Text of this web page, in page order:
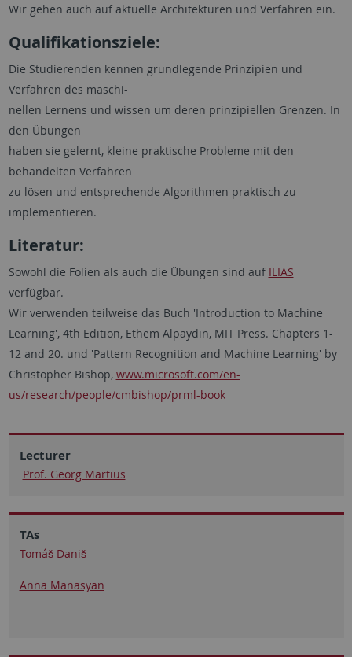
Wir gehen auch auf aktuelle Architekturen und Verfahren ein.
Qualifikationsziele:
Die Studierenden kennen grundlegende Prinzipien und
Verfahren des maschi-
nellen Lernens und wissen um deren prinzipiellen Grenzen. In
den Übungen
haben sie gelernt, kleine praktische Probleme mit den
behandelten Verfahren
zu lösen und entsprechende Algorithmen praktisch zu
implementieren.
Literatur:
Sowohl die Folien als auch die Übungen sind auf ILIAS
verfügbar.
Wir verwenden teilweise das Buch 'Introduction to Machine
Learning', 4th Edition, Ethem Alpaydin, MIT Press. Chapters 1-
12 and 20. und 'Pattern Recognition and Machine Learning' by
Christopher Bishop, www.microsoft.com/en-
us/research/people/cmbishop/prml-book
Lecturer
Prof. Georg Martius
TAs
Tomáš Daniš
Anna Manasyan